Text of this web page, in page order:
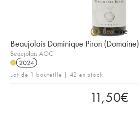
Beaujolais Dominique Piron (Domaine)
Beaujolais AOC
2024
Lot de 1 bouteille | 42 en stock
11,50€